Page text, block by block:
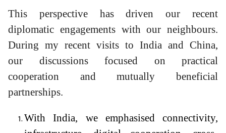
This perspective has driven our recent
diplomatic engagements with our neighbours.
During my recent visits to India and China,
our discussions focused on practical
cooperation and mutually beneficial
partnerships.
With India, we emphasised connectivity,